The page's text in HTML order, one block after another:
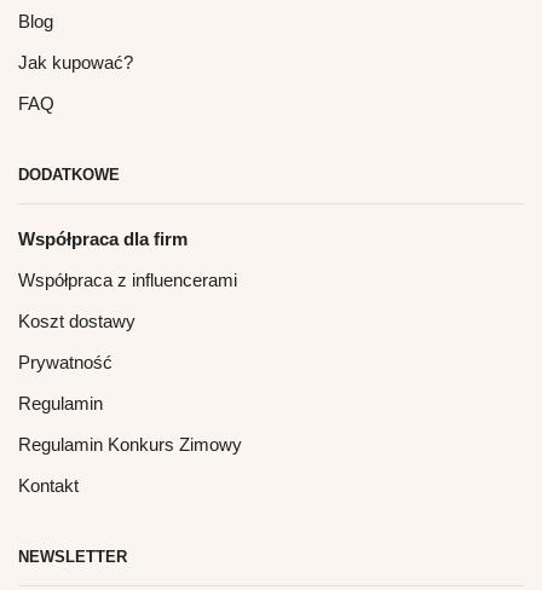
Blog
Jak kupować?
FAQ
DODATKOWE
Współpraca dla firm
Współpraca z influencerami
Koszt dostawy
Prywatność
Regulamin
Regulamin Konkurs Zimowy
Kontakt
NEWSLETTER